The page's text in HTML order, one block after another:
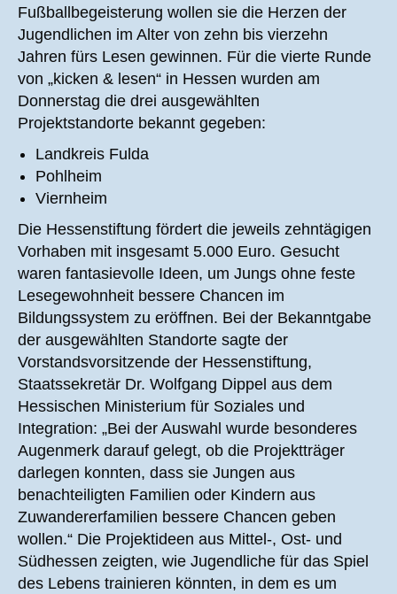
Fußballbegeisterung wollen sie die Herzen der
Jugendlichen im Alter von zehn bis vierzehn
Jahren fürs Lesen gewinnen. Für die vierte Runde
von „kicken & lesen“ in Hessen wurden am
Donnerstag die drei ausgewählten
Projektstandorte bekannt gegeben:
Landkreis Fulda
Pohlheim
Viernheim
Die Hessenstiftung fördert die jeweils zehntägigen
Vorhaben mit insgesamt 5.000 Euro. Gesucht
waren fantasievolle Ideen, um Jungs ohne feste
Lesegewohnheit bessere Chancen im
Bildungssystem zu eröffnen. Bei der Bekanntgabe
der ausgewählten Standorte sagte der
Vorstandsvorsitzende der Hessenstiftung,
Staatssekretär Dr. Wolfgang Dippel aus dem
Hessischen Ministerium für Soziales und
Integration: „Bei der Auswahl wurde besonderes
Augenmerk darauf gelegt, ob die Projektträger
darlegen konnten, dass sie Jungen aus
benachteiligten Familien oder Kindern aus
Zuwandererfamilien bessere Chancen geben
wollen.“ Die Projektideen aus Mittel-, Ost- und
Südhessen zeigten, wie Jugendliche für das Spiel
des Lebens trainieren könnten, in dem es um